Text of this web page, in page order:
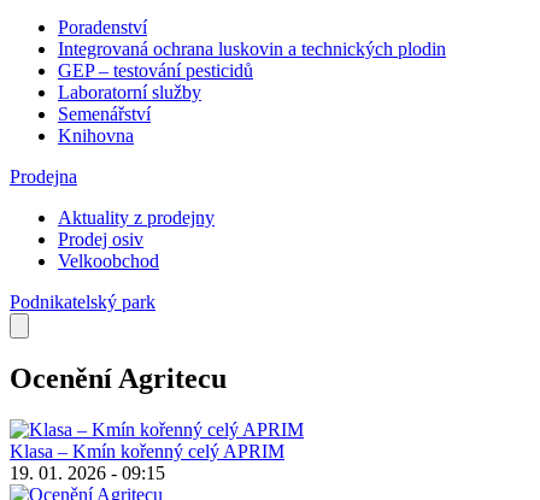
Poradenství
Integrovaná ochrana luskovin a technických plodin
GEP – testování pesticidů
Laboratorní služby
Semenářství
Knihovna
Prodejna
Aktuality z prodejny
Prodej osiv
Velkoobchod
Podnikatelský park
Ocenění Agritecu
Klasa – Kmín kořenný celý APRIM
19. 01. 2026 - 09:15